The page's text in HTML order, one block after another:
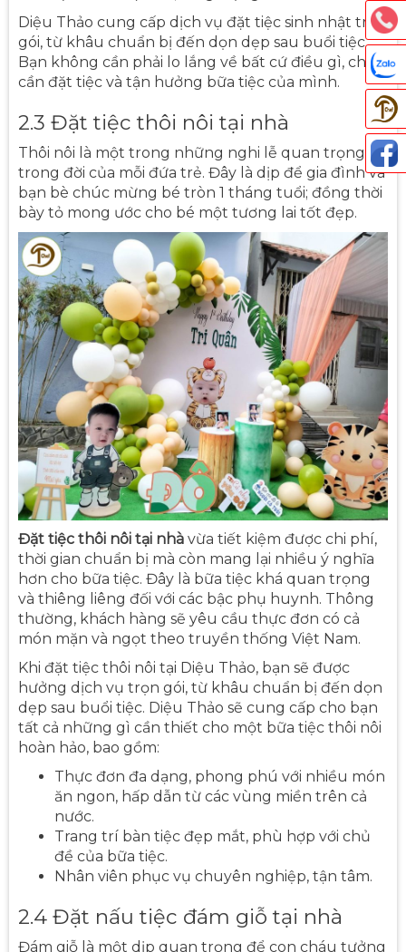
Diệu Thảo cung cấp dịch vụ đặt tiệc sinh nhật trọn
gói, từ khâu chuẩn bị đến dọn dẹp sau buổi tiệc.
Bạn không cần phải lo lắng về bất cứ điều gì, chỉ
cần đặt tiệc và tận hưởng bữa tiệc của mình.
2.3 Đặt tiệc thôi nôi tại nhà
Thôi nôi là một trong những nghi lễ quan trọng
trong đời của mỗi đứa trẻ. Đây là dịp để gia đình và
bạn bè chúc mừng bé tròn 1 tháng tuổi; đồng thời
bày tỏ mong ước cho bé một tương lai tốt đẹp.
Đặt tiệc thôi nôi tại nhà vừa tiết kiệm được chi phí,
thời gian chuẩn bị mà còn mang lại nhiều ý nghĩa
hơn cho bữa tiệc. Đây là bữa tiệc khá quan trọng
và thiêng liêng đối với các bậc phụ huynh. Thông
thường, khách hàng sẽ yêu cầu thực đơn có cả
món mặn và ngọt theo truyền thống Việt Nam.
Khi đặt tiệc thôi nôi tại Diệu Thảo, bạn sẽ được
hưởng dịch vụ trọn gói, từ khâu chuẩn bị đến dọn
dẹp sau buổi tiệc. Diệu Thảo sẽ cung cấp cho bạn
tất cả những gì cần thiết cho một bữa tiệc thôi nôi
hoàn hảo, bao gồm:
Thực đơn đa dạng, phong phú với nhiều món
ăn ngon, hấp dẫn từ các vùng miền trên cả
nước.
Trang trí bàn tiệc đẹp mắt, phù hợp với chủ
đề của bữa tiệc.
Nhân viên phục vụ chuyên nghiệp, tận tâm.
2.4 Đặt nấu tiệc đám giỗ tại nhà
Đám giỗ là một dịp quan trọng để con cháu tưởng